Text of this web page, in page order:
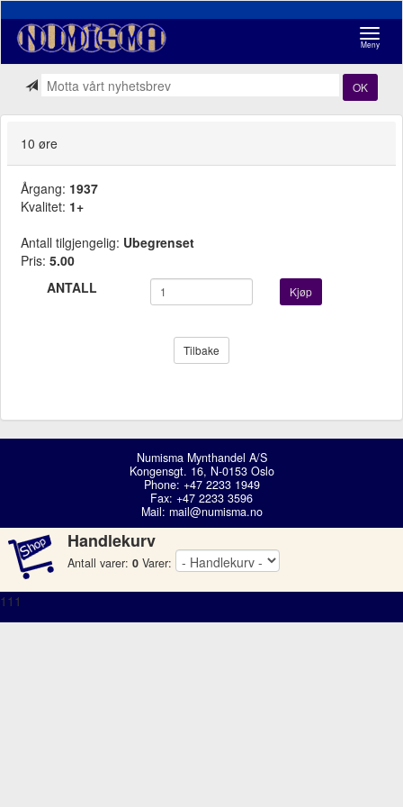
Meny
OK
10 øre
Årgang: 1937
Kvalitet: 1+
Antall tilgjengelig: Ubegrenset
Pris: 5.00
ANTALL
Kjøp
Tilbake
Numisma Mynthandel A/S
Kongensgt. 16, N-0153 Oslo
Phone: +47 2233 1949
Fax: +47 2233 3596
Mail: mail@numisma.no
Handlekurv
Antall varer: 0 Varer:
111